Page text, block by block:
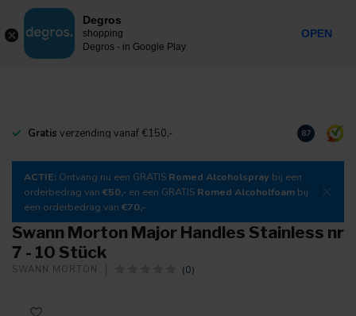
MENU
Gratis verzending vanaf €150,- Laden Sie
8.7
ACTIE: Ontvang nu een GRATIS Romed Alcoholspray bij een
orderbedrag van €50,- en een GRATIS Romed Alcoholfoam bij
een orderbedrag van €70,-
Swann Morton Major Handles Stainless nr
7 - 10 Stück
SWANN MORTON (0)
Degros
shopping
Degros - in Google Play
OPEN